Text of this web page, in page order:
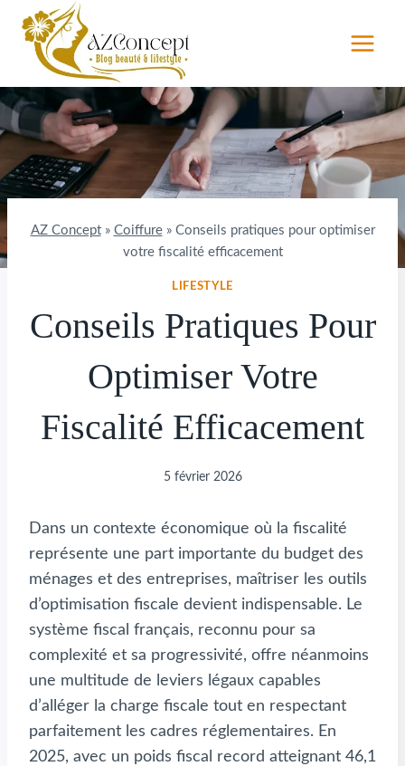
Aller
contenu
AZ Concept» Coiffure» Conseils pratiques pour optimiser
votre fiscalité efficacement
LIFESTYLE
Conseils Pratiques Pour
Optimiser Votre
Fiscalité Efficacement
5 février 2026
Dans un contexte économique où la fiscalité
représente une part importante du budget des
ménages et des entreprises, maîtriser les outils
d’optimisation fiscale devient indispensable. Le
système fiscal français, reconnu pour sa
complexité et sa progressivité, offre néanmoins
une multitude de leviers légaux capables
d’alléger la charge fiscale tout en respectant
parfaitement les cadres réglementaires. En
2025, avec un poids fiscal record atteignant 46,1